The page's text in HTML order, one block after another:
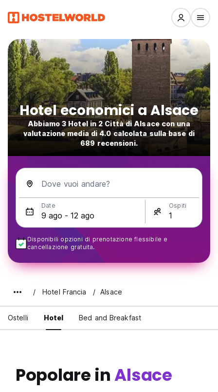
Hotel economici a Alsace
Abbiamo 3 Hotel in 2 Città di Alsace con una
valutazione media di 4.0 calcolata sulla base di
689 recensioni.
Dove vuoi andare?
Date Ospiti
Disponibili opzioni di prenotazione flessibile e
cancellazione gratuita.
Hotel Francia Alsace
Ostelli Hotel Bed and Breakfast
Popolare inAlsace